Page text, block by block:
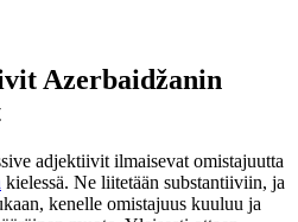
Azerbaidžanin
adjektiivit ilmaisevat omistajuutta
kielessä. Ne liitetään substantiiviin, ja
kenelle omistajuus kuuluu ja